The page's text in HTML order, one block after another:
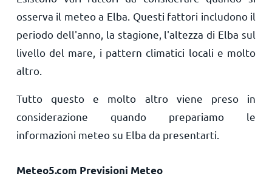
osserva il meteo a Elba. Questi fattori includono il
periodo dell'anno, la stagione, l'altezza di Elba sul
livello del mare, i pattern climatici locali e molto
altro.
Tutto questo e molto altro viene preso in
considerazione quando prepariamo le
informazioni meteo su Elba da presentarti.
Meteo5.com Previsioni Meteo